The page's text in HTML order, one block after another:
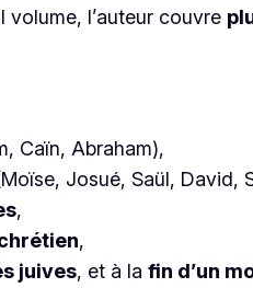
volume, l’auteur couvre
Caïn, Abraham),
Josué, Saül, David,
,
,
juives, et à la fin d’un